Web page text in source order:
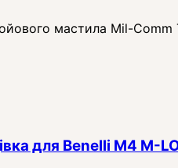
мастила Mil-Comm
для Benelli M4 M-